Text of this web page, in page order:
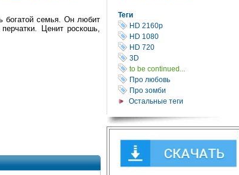
Теги
HD 2160р
HD 1080
HD 720
3D
to be continued...
Про любовь
Про зомби
Остальные теги
богатой семья. Он любит
Ценит роскошь,